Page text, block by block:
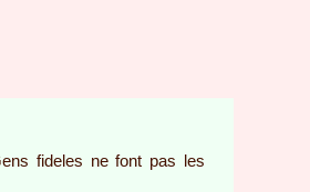
fideles ne font pas les